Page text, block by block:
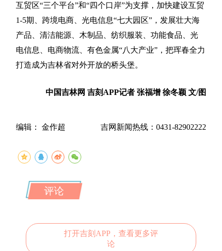
互贸区“三个平台”和“四个口岸”为支撑，加快建设互贸
1-5期、跨境电商、光电信息“七大园区”，发展壮大海
产品、清洁能源、木制品、纺织服装、功能食品、光
电信息、电商物流、有色金属“八大产业”，把珲春全力
打造成为吉林省对外开放的桥头堡。
中国吉林网 吉刻APP记者 张福增 徐冬颖 文/图
编辑： 金作超 吉网新闻热线：0431-82902222
评论
打开吉刻APP，查看更多评
论